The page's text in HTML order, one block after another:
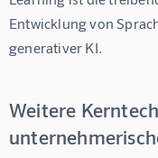
Entwicklung von
generativer KI.
Weitere